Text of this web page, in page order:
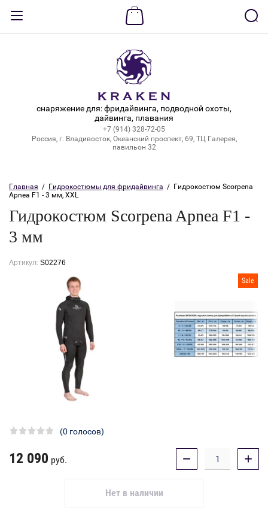
снаряжение для: фридайвинга, подводной охоты,
дайвинга, плавания
+7 (914) 328-72-05
Россия, г. Владивосток, Океанский проспект, 69, ТЦ Галерея,
павильон 32
Главная
  /
Гидрокостюмы для фридайвинга
  /  Гидрокостюм Scorpena
Apnea F1 - 3 мм, XXL
Гидрокостюм Scorpena Apnea F1 -
3 мм
Артикул: S02276
Sale
(0 голосов)
12 090 руб. − +
Нет в наличии